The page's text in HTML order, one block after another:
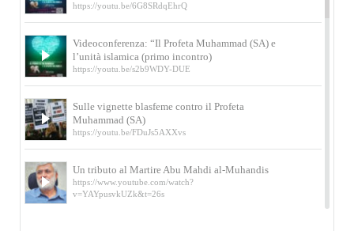
https://youtu.be/6G8SRdqEhrQ
Videoconferenza: “Il Profeta Muhammad (SA) e
l’unità islamica (primo incontro)
https://youtu.be/s2b9WDY-DUE
Sulle vignette blasfeme contro il Profeta
Muhammad (SA)
https://youtu.be/FDuJs5AXXvs
Un tributo al Martire Abu Mahdi al-Muhandis
https://www.youtube.com/watch?
v=YAYpusvkUZk&t=26s